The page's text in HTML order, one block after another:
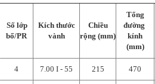
Số lớp
bố/PR
Kích thước
vành
Chiều
rộng (mm)
Tổng
đường
kính
(mm)
4 7.00 I - 55 215 470